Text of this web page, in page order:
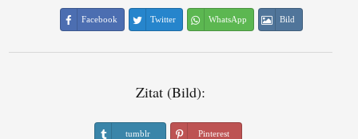
Facebook Twitter WhatsApp Bild
Zitat (Bild):
tumblr Pinterest